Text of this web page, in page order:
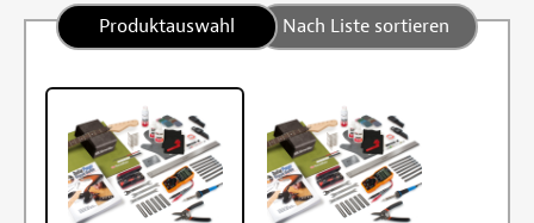
Produktauswahl Nach Liste sortieren